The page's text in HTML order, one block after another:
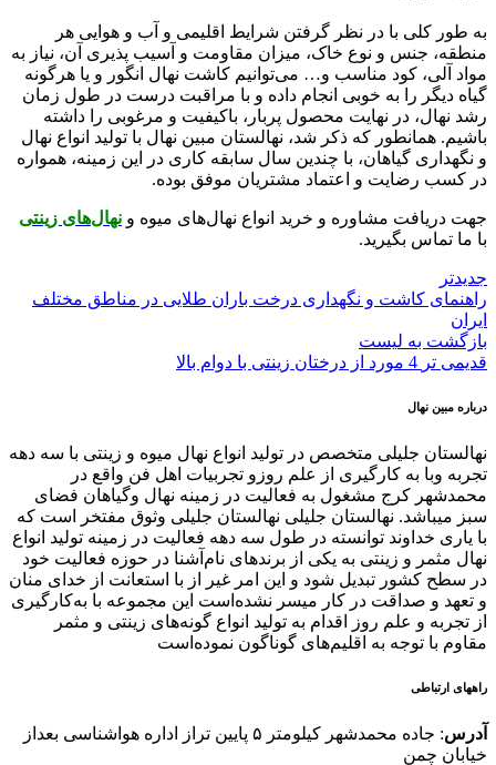
به طور کلی با در نظر گرفتن شرایط اقلیمی و آب و هوایی هر
منطقه، جنس و نوع خاک، میزان مقاومت و آسیب پذیری آن، نیاز به
مواد آلی، کود مناسب و… می‌توانیم کاشت نهال انگور و یا هرگونه
گیاه دیگر را به خوبی انجام داده و با مراقبت درست در طول زمان
رشد نهال، در نهایت محصول پربار، باکیفیت و مرغوبی را داشته
باشیم. همانطور که ذکر شد، نهالستان مبین نهال با تولید انواع نهال
و نگهداری گیاهان، با چندین سال سابقه کاری در این زمینه، همواره
در کسب رضایت و اعتماد مشتریان موفق بوده.
جهت دریافت مشاوره و خرید انواع نهال‌های میوه و نهال‌های زینتی
با ما تماس بگیرید.
جدیدتر
راهنمای کاشت و نگهداری درخت باران طلایی در مناطق مختلف
ایران
بازگشت به لیست
قدیمی تر 4 مورد از درختان زینتی با دوام بالا
درباره مبین نهال
نهالستان جلیلی متخصص در تولید انواع نهال میوه و زینتی با سه دهه
تجربه وبا به کارگیری از علم روزو تجربیات اهل فن واقع در
محمدشهر کرج مشغول به فعالیت در زمینه نهال وگیاهان فضای
سبز میباشد. نهالستان جلیلی نهالستان جلیلی وثوق مفتخر است که
با یاری خداوند توانسته در طول سه دهه فعالیت در زمینه تولید انواع
نهال مثمر و زینتی به یکی از برندهای نام‌آشنا در حوزه فعالیت خود
در سطح کشور تبدیل شود و این امر غیر از با استعانت از خدای منان
و تعهد و صداقت در کار میسر نشده‌است این مجموعه با به‌کارگیری
از تجربه و علم روز اقدام به تولید انواع گونه‌های زینتی و مثمر
مقاوم با توجه به اقلیم‌های گوناگون نموده‌است
راههای ارتباطی
آدرس
: جاده محمدشهر کیلومتر ۵ پایین تراز اداره هواشناسی بعداز
خیابان چمن